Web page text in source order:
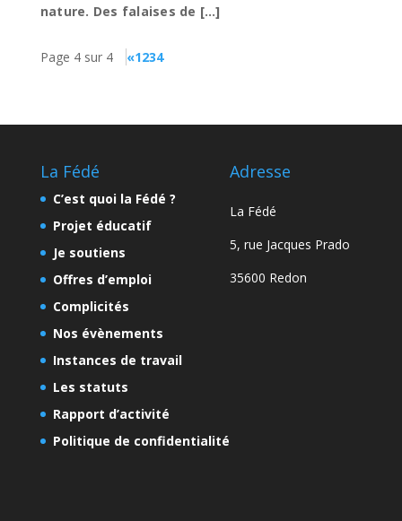
nature. Des falaises de […]
Page 4 sur 4 «1234
La Fédé
C’est quoi la Fédé ?
Projet éducatif
Je soutiens
Offres d’emploi
Complicités
Nos évènements
Instances de travail
Les statuts
Rapport d’activité
Politique de confidentialité
Adresse
La Fédé
5, rue Jacques Prado
35600 Redon